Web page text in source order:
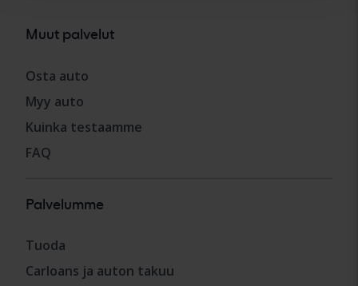
Muut palvelut
Osta auto
Myy auto
Kuinka testaamme
FAQ
Palvelumme
Tuoda
Carloans ja auton takuu